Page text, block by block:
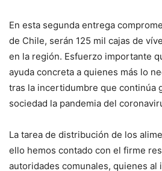
En esta segunda entrega
de Chile, serán 125 mil cajas de
en la región. Esfuerzo importante
ayuda concreta a quienes más lo
tras la incertidumbre que continúa
sociedad la pandemia del
La tarea de distribución de los
ello hemos contado con el firme
autoridades comunales, quienes al